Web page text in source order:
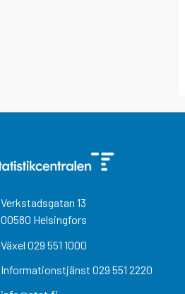
Verkstadsgatan 13
00580 Helsingfors
Växel 029 551 1000
Informationstjänst 029 551 2220